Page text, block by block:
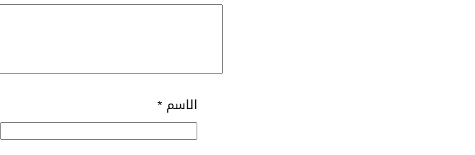
الاسم*